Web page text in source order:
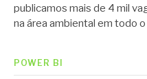
publicamos mais de 4 mil
na área ambiental em todo o
POWER BI